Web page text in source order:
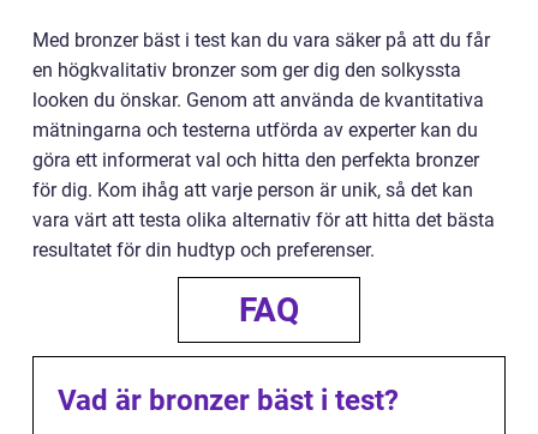
Med bronzer bäst i test kan du vara säker på att du får
en högkvalitativ bronzer som ger dig den solkyssta
looken du önskar. Genom att använda de kvantitativa
mätningarna och testerna utförda av experter kan du
göra ett informerat val och hitta den perfekta bronzer
för dig. Kom ihåg att varje person är unik, så det kan
vara värt att testa olika alternativ för att hitta det bästa
resultatet för din hudtyp och preferenser.
FAQ
Vad är bronzer bäst i test?